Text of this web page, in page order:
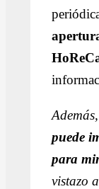
puede
para
vistazo